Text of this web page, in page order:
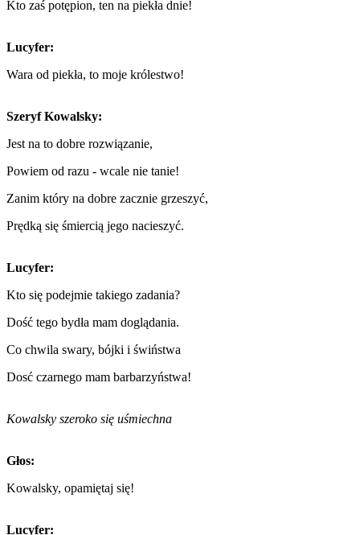
Kto zaś potępion, ten na piekła dnie!
Lucyfer:
Wara od piekła, to moje królestwo!
Szeryf Kowalsky:
Jest na to dobre rozwiązanie,
Powiem od razu - wcale nie tanie!
Zanim który na dobre zacznie grzeszyć,
Prędką się śmiercią jego nacieszyć.
Lucyfer:
Kto się podejmie takiego zadania?
Dość tego bydła mam doglądania.
Co chwila swary, bójki i świństwa
Dosć czarnego mam barbarzyństwa!
Kowalsky szeroko się uśmiechna
Głos:
Kowalsky, opamiętaj się!
Lucyfer: